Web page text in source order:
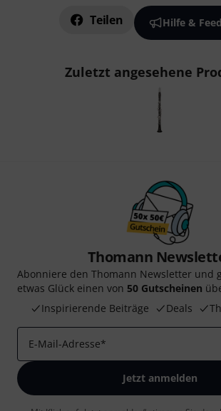
Teilen Hilfe &
Zuletzt angesehene
Thomann
Abonniere den Thomann Newsletter und
etwas Glück einen von 50 Gutscheinen
Inspirierende Beiträge
Deals
E-Mail-Adresse*
Jetzt anmelden